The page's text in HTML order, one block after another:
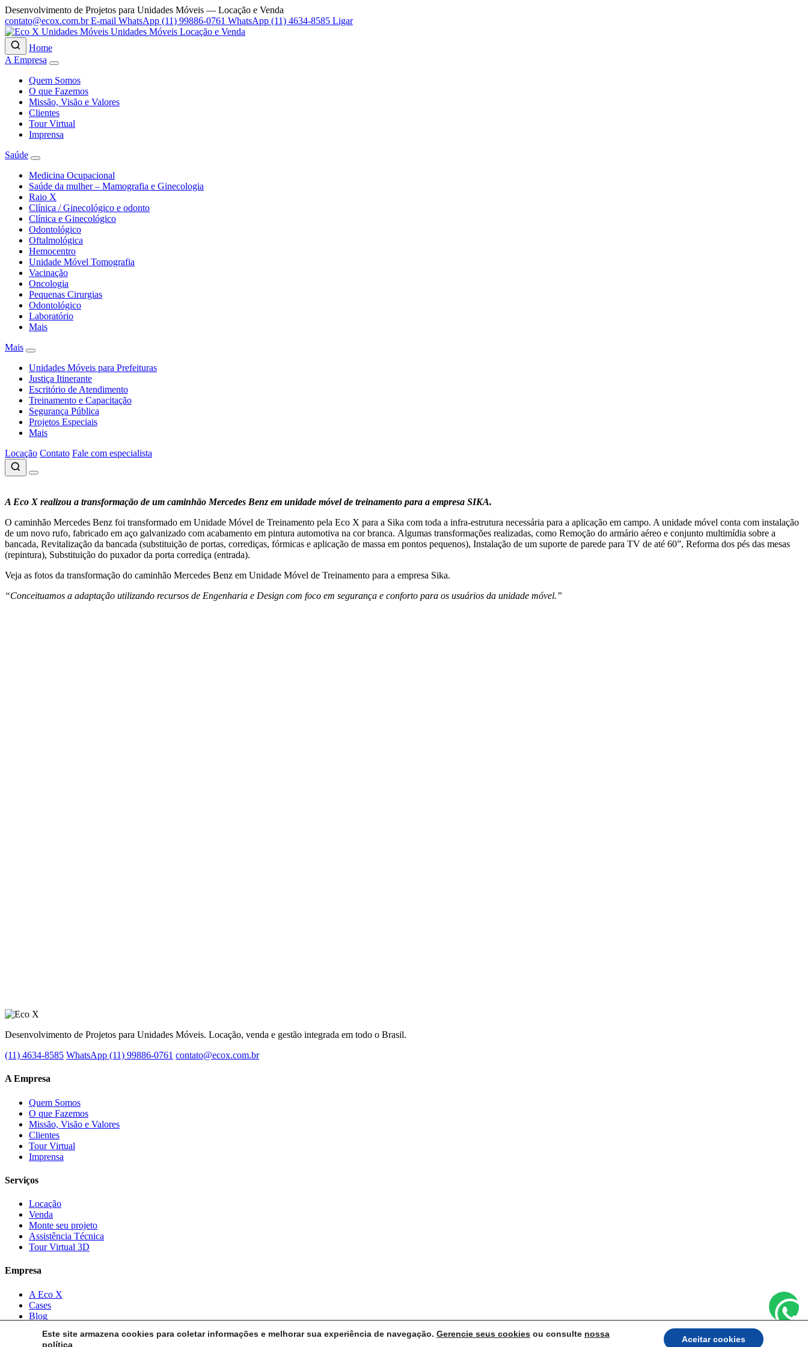
Desenvolvimento de Projetos para Unidades Móveis — Locação e Venda
contato@ecox.com.br E-mail WhatsApp (11) 99886-0761 WhatsApp (11) 4634-8585 Ligar
Unidades Móveis Locação e Venda
Home
A Empresa
Quem Somos
O que Fazemos
Missão, Visão e Valores
Clientes
Tour Virtual
Imprensa
Saúde
Medicina Ocupacional
Saúde da mulher – Mamografia e Ginecologia
Raio X
Clínica / Ginecológico e odonto
Clínica e Ginecológico
Odontológico
Oftalmológica
Hemocentro
Unidade Móvel Tomografia
Vacinação
Oncologia
Pequenas Cirurgias
Odontológico
Laboratório
Mais
Mais
Unidades Móveis para Prefeituras
Justiça Itinerante
Escritório de Atendimento
Treinamento e Capacitação
Segurança Pública
Projetos Especiais
Mais
Locação Contato Fale com especialista
A Eco X realizou a transformação de um caminhão Mercedes Benz em unidade móvel de treinamento para a empresa SIKA.
O caminhão Mercedes Benz foi transformado em Unidade Móvel de Treinamento pela Eco X para a Sika com toda a infra-estrutura necessária para a aplicação em campo. A unidade móvel conta com instalação
de um novo rufo, fabricado em aço galvanizado com acabamento em pintura automotiva na cor branca. Algumas transformações realizadas, como Remoção do armário aéreo e conjunto multimídia sobre a
bancada, Revitalização da bancada (substituição de portas, corrediças, fórmicas e aplicação de massa em pontos pequenos), Instalação de um suporte de parede para TV de até 60”, Reforma dos pés das mesas
(repintura), Substituição do puxador da porta corrediça (entrada).
Veja as fotos da transformação do caminhão Mercedes Benz em Unidade Móvel de Treinamento para a empresa Sika.
“Conceituamos a adaptação utilizando recursos de Engenharia e Design com foco em segurança e conforto para os usuários da unidade móvel.”
Desenvolvimento de Projetos para Unidades Móveis. Locação, venda e gestão integrada em todo o Brasil.
(11) 4634-8585 WhatsApp (11) 99886-0761 contato@ecox.com.br
A Empresa
Quem Somos
O que Fazemos
Missão, Visão e Valores
Clientes
Tour Virtual
Imprensa
Serviços
Locação
Venda
Monte seu projeto
Assistência Técnica
Tour Virtual 3D
Empresa
A Eco X
Cases
Blog
Este site armazena cookies para coletar informações e melhorar sua experiência de navegação. Gerencie seus cookies ou consulte nossa
política
Aceitar cookies